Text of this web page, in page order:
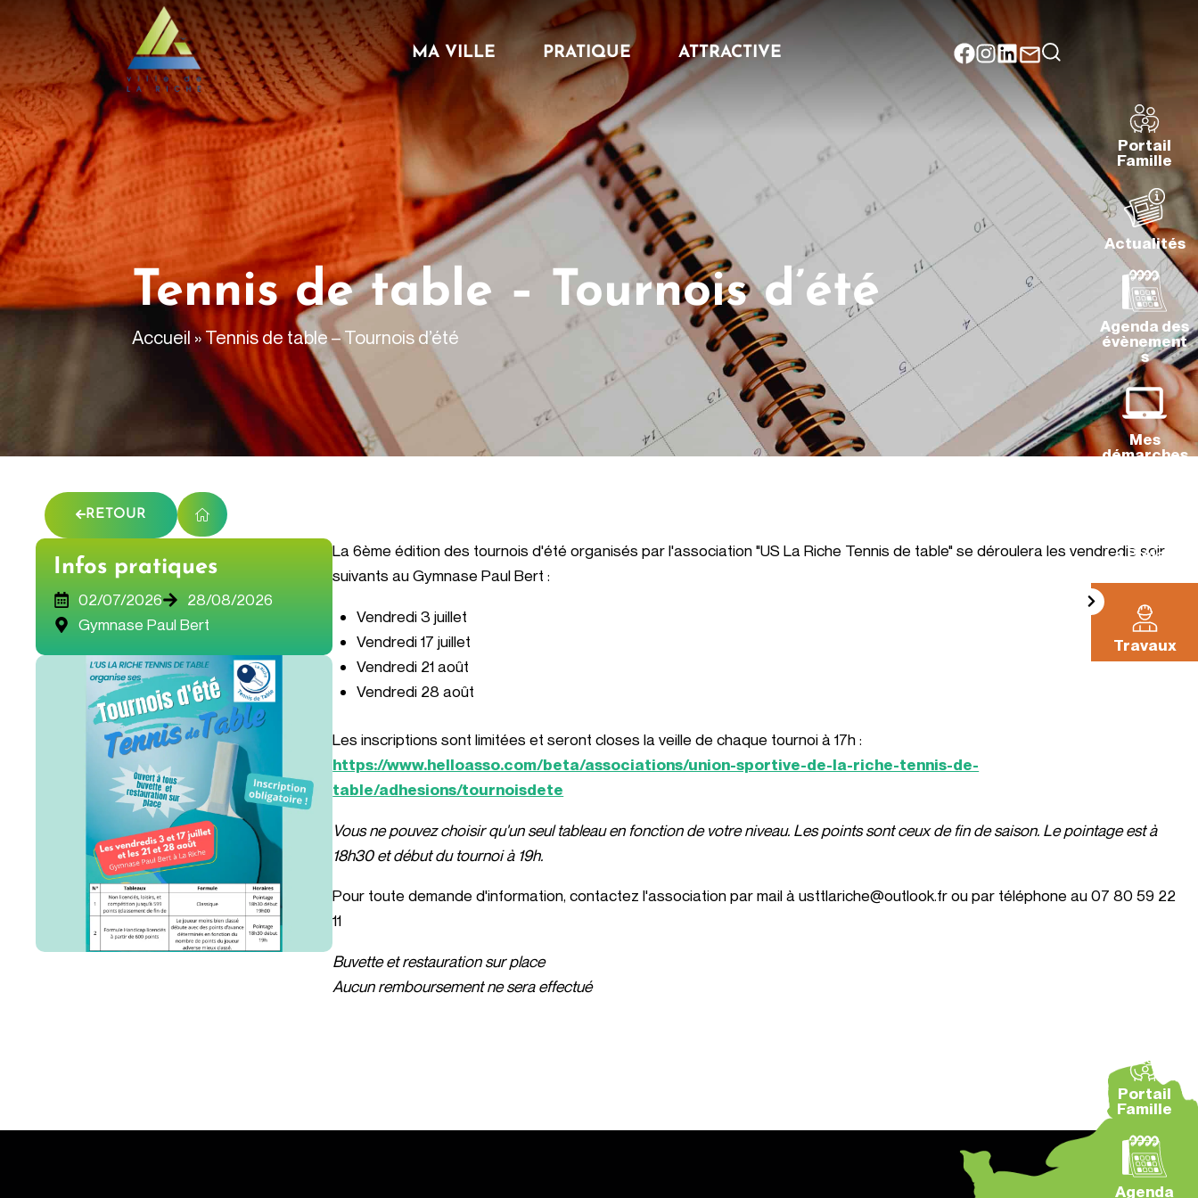
MA VILLE PRATIQUE ATTRACTIVE
Portail
Famille
Actualités
Agenda des
évènement
s
Mes
démarches
La Pléiade
Travaux
Tennis de table – Tournois d’été
Accueil »Tennis de table – Tournois d’été
Portail
Famille
Agenda
RETOUR
Infos pratiques
02/07/2026
28/08/2026
Gymnase Paul Bert
La 6ème édition des tournois d'été organisés par l'association "US La Riche Tennis de table" se déroulera les vendredis soir
suivants au Gymnase Paul Bert :
Vendredi 3 juillet
Vendredi 17 juillet
Vendredi 21 août
Vendredi 28 août
Les inscriptions sont limitées et seront closes la veille de chaque tournoi à 17h :
https://www.helloasso.com/beta/associations/union-sportive-de-la-riche-tennis-de-
table/adhesions/tournoisdete
Vous ne pouvez choisir qu'un seul tableau en fonction de votre niveau. Les points sont ceux de fin de saison. Le pointage est à
18h30 et début du tournoi à 19h.
Pour toute demande d'information, contactez l'association par mail à usttlariche@outlook.fr ou par téléphone au 07 80 59 22
11
Buvette et restauration sur place
Aucun remboursement ne sera effectué